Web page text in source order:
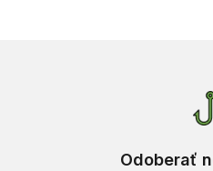
Odoberať